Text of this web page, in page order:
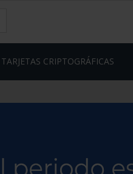
TARJETAS CRIPTOGRÁFICAS